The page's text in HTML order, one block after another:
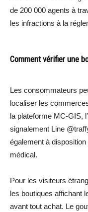
de 200 000 agents à
les infractions à la
Comment vérifier une
Les consommateurs
localiser les
la plateforme MC-GIS,
signalement Line
également à
médical.
Pour les visiteurs
les boutiques affichant
avant tout achat. Le